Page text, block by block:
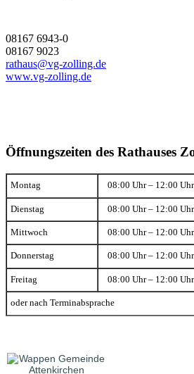
08167 6943-0
08167 9023
rathaus@vg-zolling.de
www.vg-zolling.de
Öffnungszeiten des Rathauses
Montag 08:00 Uhr – 12:00 Uhr
Dienstag 08:00 Uhr – 12:00 Uhr
Mittwoch 08:00 Uhr – 12:00 Uhr
Donnerstag 08:00 Uhr – 12:00 Uhr
Freitag 08:00 Uhr – 12:00 Uhr
oder nach Terminabsprache